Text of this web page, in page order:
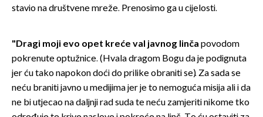
stavio na društvene mreže. Prenosimo ga u cijelosti.
"Dragi moji evo opet kreće val javnog linča povodom
pokrenute optužnice. (Hvala dragom Bogu da je podignuta
jer ću tako napokon doći do prilike obraniti se). Za sada se
neću braniti javno u medijima jer je to nemoguća misija ali i da
ne bi utjecao na daljnji rad suda te neću zamjeriti nikome tko